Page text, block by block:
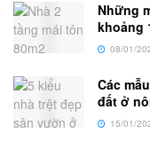
Những
khoảng
08/01/
Các
đất ở
15/01/